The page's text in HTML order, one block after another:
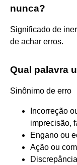
nunca?
Significado de
de achar erros.
Qual palavra
Sinônimo de erro
Incorreção
imprecisão,
Engano ou
Ação ou